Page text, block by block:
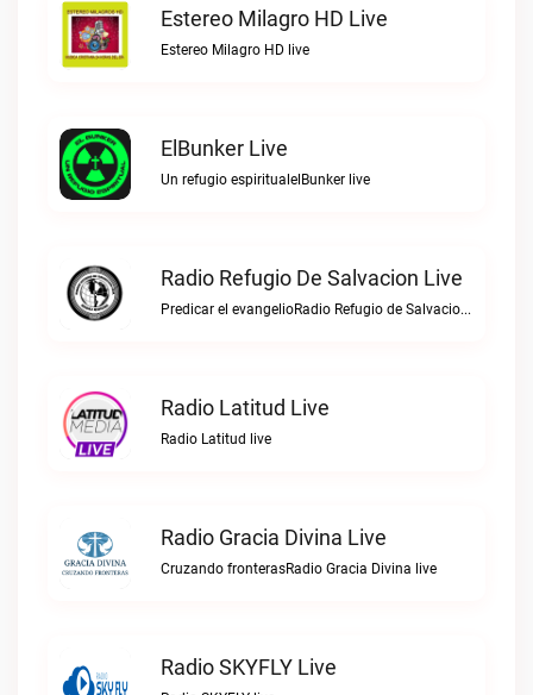
Estereo Milagro HD Live
Estereo Milagro HD live
ElBunker Live
Un refugio espiritualelBunker live
Radio Refugio De Salvacion Live
Predicar el evangelioRadio Refugio de Salvacion live
Radio Latitud Live
Radio Latitud live
Radio Gracia Divina Live
Cruzando fronterasRadio Gracia Divina live
Radio SKYFLY Live